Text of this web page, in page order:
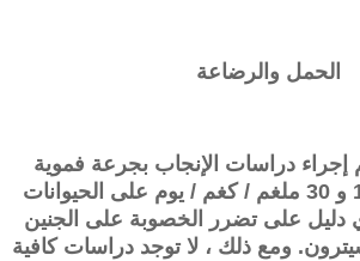
الحمل والرضاعة
دراسات الإنجاب بجرعة فموية
يومية تصل إلى 10 و 30 ملغم / كغم / يوم على الحيوانات
على تضرر الخصوبة على الجنين
ومع ذلك ، لا توجد دراسات كافية